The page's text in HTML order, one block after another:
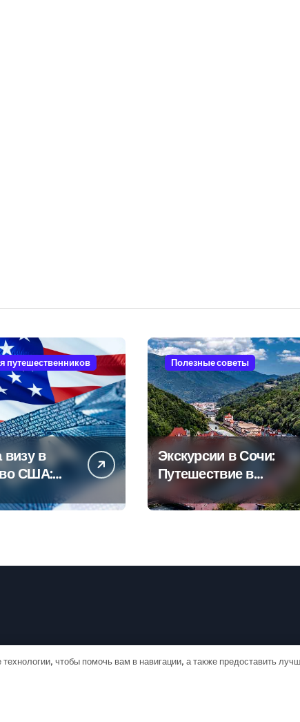
путешественников
визу в
США:
Полезные советы
Экскурсии в Сочи:
Путешествие в
сердце
Черноморского
чтобы помочь вам в навигации, а также предоставить